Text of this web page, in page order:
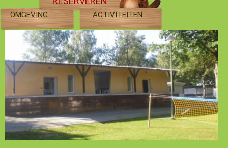
OMGEVING ACTIVITEITEN